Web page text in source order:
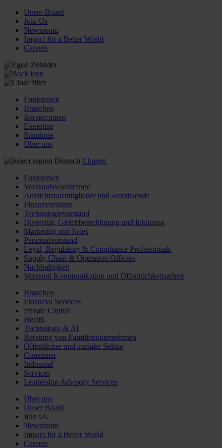
Unser Board
Join Us
Newsroom
Impact for a Better World
Careers
Funktionen
Branchen
Berater:innen
Expertise
Standorte
Über uns
Deutsch Change
Funktionen
Vorstandsvorsitzende
Aufsichtsratsmitglieder und -vorsitzende
Finanzvorstand
Technologievorstand
Diversität, Gleichberechtigung und Inklusion
Marketing und Sales
Personalvorstand
Legal, Regulatory & Compliance Professionals
Supply Chain & Operation Officers
Nachhaltigkeit
Vorstand Kommunikation und Öffentlichkeitsarbeit
Branchen
Financial Services
Private Capital
Health
Technology & AI
Beratung von Familienunternehmen
Öffentlicher und sozialer Sektor
Consumer
Industrial
Services
Leadership Advisory Services
Über uns
Unser Board
Join Us
Newsroom
Impact for a Better World
Careers